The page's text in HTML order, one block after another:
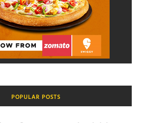
POPULAR POSTS